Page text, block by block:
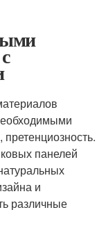
панелей
и
различные